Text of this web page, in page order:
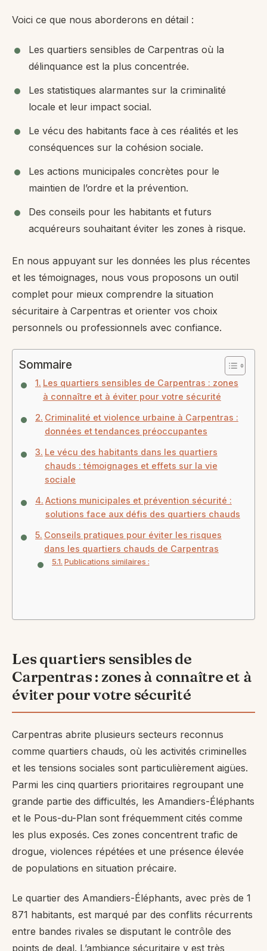
Voici ce que nous aborderons en détail :
Les quartiers sensibles de Carpentras où la
délinquance est la plus concentrée.
Les statistiques alarmantes sur la criminalité
locale et leur impact social.
Le vécu des habitants face à ces réalités et les
conséquences sur la cohésion sociale.
Les actions municipales concrètes pour le
maintien de l’ordre et la prévention.
Des conseils pour les habitants et futurs
acquéreurs souhaitant éviter les zones à risque.
En nous appuyant sur les données les plus récentes
et les témoignages, nous vous proposons un outil
complet pour mieux comprendre la situation
sécuritaire à Carpentras et orienter vos choix
personnels ou professionnels avec confiance.
Sommaire
Les quartiers sensibles de Carpentras : zones
à connaître et à éviter pour votre sécurité
Criminalité et violence urbaine à Carpentras :
données et tendances préoccupantes
Le vécu des habitants dans les quartiers
chauds : témoignages et effets sur la vie
sociale
Actions municipales et prévention sécurité :
solutions face aux défis des quartiers chauds
Conseils pratiques pour éviter les risques
dans les quartiers chauds de Carpentras
Publications similaires :
Les quartiers sensibles de
Carpentras : zones à connaître et à
éviter pour votre sécurité
Carpentras abrite plusieurs secteurs reconnus
comme quartiers chauds, où les activités criminelles
et les tensions sociales sont particulièrement aigües.
Parmi les cinq quartiers prioritaires regroupant une
grande partie des difficultés, les Amandiers-Éléphants
et le Pous-du-Plan sont fréquemment cités comme
les plus exposés. Ces zones concentrent trafic de
drogue, violences répétées et une présence élevée
de populations en situation précaire.
Le quartier des Amandiers-Éléphants, avec près de 1
871 habitants, est marqué par des conflits récurrents
entre bandes rivales se disputant le contrôle des
points de deal. L’ambiance sécuritaire y est très